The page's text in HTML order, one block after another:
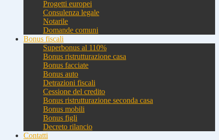
Progetti europei
Consulenza legale
Notarile
Domande comuni
Bonus fiscali
Superbonus al 110%
Bonus ristrutturazione casa
Bonus facciate
Bonus auto
Detrazioni fiscali
Cessione del credito
Bonus ristrutturazione seconda casa
Bonus mobili
Bonus figli
Decreto rilancio
Contatti